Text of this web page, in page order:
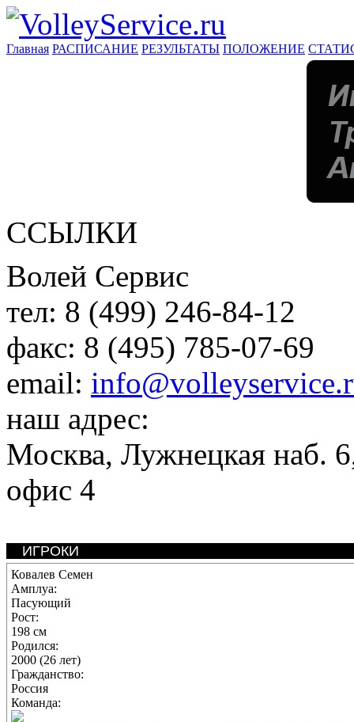
Главная РАСПИСАНИЕ РЕЗУЛЬТАТЫ ПОЛОЖЕНИЕ
ССЫЛКИ
Волей Сервис
тел: 8 (499) 246-84-12
факс: 8 (495) 785-07-69
email:
наш адрес:
Москва, Лужнецкая наб.
офис 4
ИГРОКИ
Ковалев Семен
Амплуа:
Пасующий
Рост:
198 см
Родился:
2000 (26 лет)
Гражданство:
Россия
Команда: